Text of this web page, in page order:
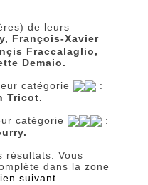
de leurs
François-Xavier
Fraccalaglio,
Demaio.
catégorie
:
Tricot.
catégorie
:
résultats. Vous
dans la zone
suivant